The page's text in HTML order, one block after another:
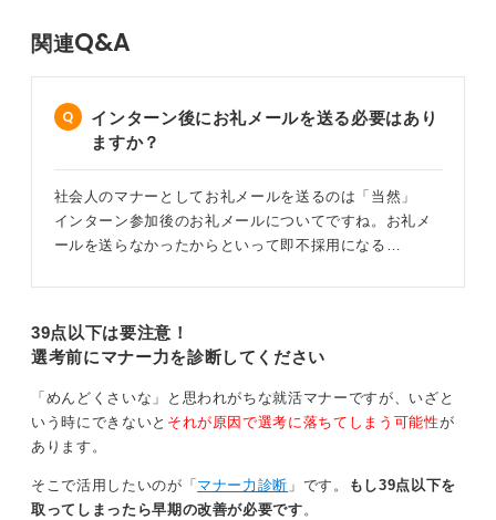
①宛名：会社名、部署名、担当者名を正式名称で正確に
記載します。「様」を付けましょう。
氏名を名乗り、丁寧にあいさつします。
④具体的な感想や学び：ここが重要です。単に「勉強に
なりました」だけでなく、「〇〇という業務体験を通じ
しょう。
ように活かしていきたいか、また選考に進みたい場合は
その意欲などを伝えます。
展を祈る言葉などで締めくくります。
関連Q&A
インターン後にお礼メールを送る必要はあり
ますか？
社会人のマナーとしてお礼メールを送るのは「当然」
インターン参加後のお礼メールについてですね。お礼メ
ールを送らなかったからといって即不採用になる…
39点以下は要注意！
選考前にマナー力を診断してください
「めんどくさいな」と思われがちな就活マナーですが、いざと
いう時にできないと それが原因で選考に落ちてしまう可能性が
あります。
そこで活用したいのが「 マナー力診断 」です。
もし39点以下を
取ってしまったら早期の改善が必要です。